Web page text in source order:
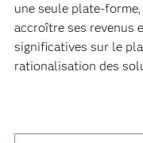
une seule plate-
accroître ses revenus
significatives sur le
rationalisation des